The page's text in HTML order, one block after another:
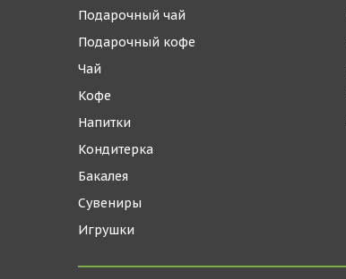
Подарочный чай
Подарочный кофе
Чай
Кофе
Напитки
Кондитерка
Бакалея
Сувениры
Игрушки